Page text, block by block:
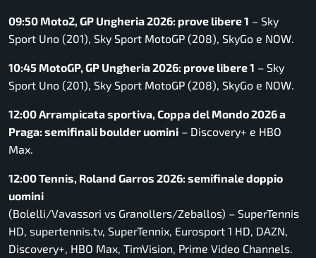
09:50 Moto2, GP Ungheria 2026: prove libere 1 – Sky
Sport Uno (201), Sky Sport MotoGP (208), SkyGo e NOW.
10:45 MotoGP, GP Ungheria 2026: prove libere 1 – Sky
Sport Uno (201), Sky Sport MotoGP (208), SkyGo e NOW.
12:00 Arrampicata sportiva, Coppa del Mondo 2026 a
Praga: semifinali boulder uomini – Discovery+ e HBO
Max.
12:00 Tennis, Roland Garros 2026: semifinale doppio
uomini
(Bolelli/Vavassori vs Granollers/Zeballos) – SuperTennis
HD, supertennis.tv, SuperTennix, Eurosport 1 HD, DAZN,
Discovery+, HBO Max, TimVision, Prime Video Channels.